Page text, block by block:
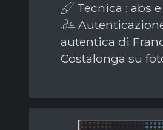
Tecnica : abs
autentica di
Costalonga su